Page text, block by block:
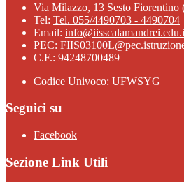
Via Milazzo, 13 Sesto Fiorentino
Tel: Tel. 055/4490703 - 4490704
Email:
PEC:
C.F.: 94248700489
Codice Univoco: UFWSYG
Seguici su
Facebook
Sezione Link Utili